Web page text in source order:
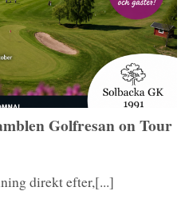
Golfresan on Tour
direkt efter,[...]